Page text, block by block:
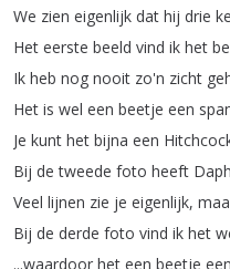
We zien eigenlijk dat hij drie
Het eerste beeld vind ik het
Ik heb nog nooit zo'n zicht
Het is wel een beetje een
Je kunt het bijna een
Bij de tweede foto heeft
Veel lijnen zie je eigenlijk,
Bij de derde foto vind ik het
...waardoor het een beetje een